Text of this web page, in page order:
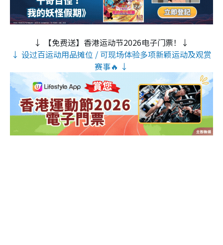
↓ 【免费送】香港运动节2026电子门票！↓
↓ 设过百运动用品摊位 / 可现场体验多项新颖运动及观赏
赛事🔥 ↓